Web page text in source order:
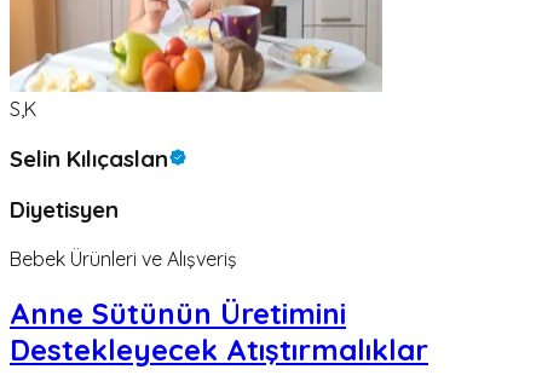
S,K
Selin Kılıçaslan
Diyetisyen
Bebek Ürünleri ve Alışveriş
Anne Sütünün Üretimini
Destekleyecek Atıştırmalıklar